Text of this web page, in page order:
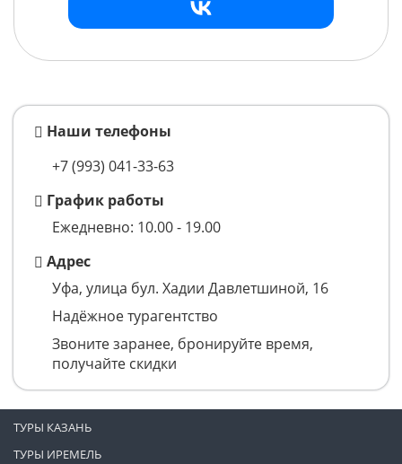
Наши телефоны
+7 (993) 041-33-63
График работы
Ежедневно: 10.00 - 19.00
Адрес
Уфа, улица бул. Хадии Давлетшиной, 16
Надёжное турагентство
Звоните заранее, бронируйте время,
получайте скидки
ТУРЫ КАЗАНЬ
ТУРЫ ИРЕМЕЛЬ